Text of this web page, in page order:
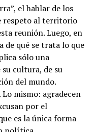
el hablar de los
respeto al territorio
reunión. Luego, en
de qué se trata lo que
sólo una
cultura, de su
del mundo.
mismo: agradecen
por el
es la única forma